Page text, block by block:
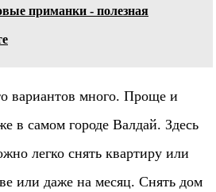
приманки - полезная
вариантов много. Проще и
в самом городе Валдай. Здесь
легко снять квартиру или
или даже на месяц. Снять дом